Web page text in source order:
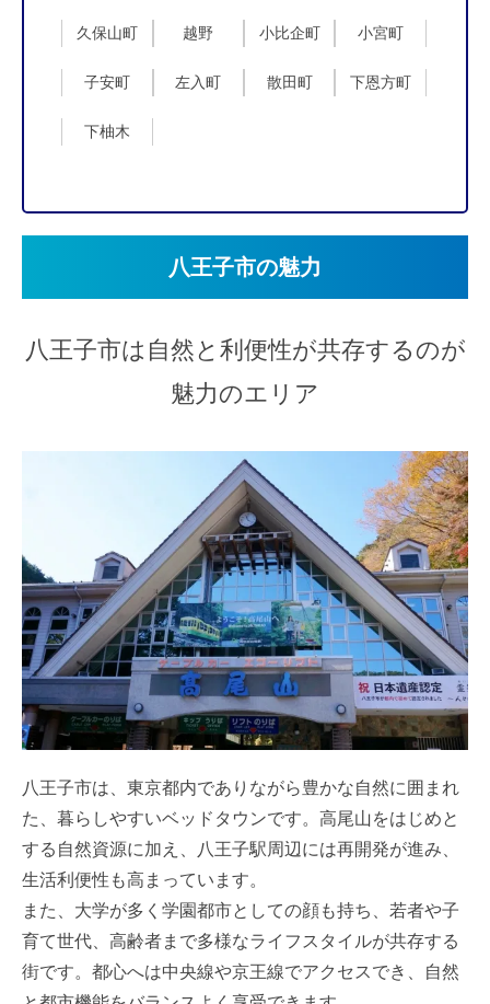
久保山町 越野 小比企町 小宮町
子安町 左入町 散田町 下恩方町
下柚木
八王子市の魅力
八王子市は自然と利便性が共存するのが
魅力のエリア
八王子市は、東京都内でありながら豊かな自然に囲まれ
た、暮らしやすいベッドタウンです。高尾山をはじめと
する自然資源に加え、八王子駅周辺には再開発が進み、
生活利便性も高まっています。
また、大学が多く学園都市としての顔も持ち、若者や子
育て世代、高齢者まで多様なライフスタイルが共存する
街です。都心へは中央線や京王線でアクセスでき、自然